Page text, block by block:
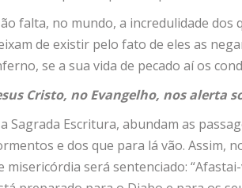
falta, no mundo, a incredulidade dos
de existir pelo fato de eles as
se a sua vida de pecado aí os
Cristo, no Evangelho, nos alerta
Sagrada Escritura, abundam as
e dos que para lá vão. Assim,
misericórdia será sentenciado: